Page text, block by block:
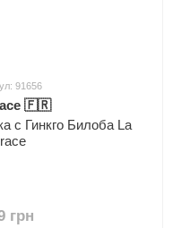
91656
🇫🇷
с Гинкго Билоба La
грн